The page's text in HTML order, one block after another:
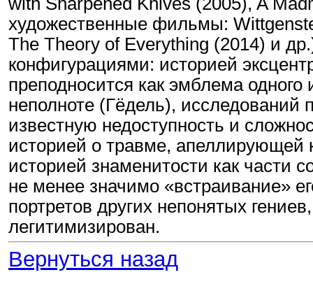
художественные фильмы:
The Theory of Everything (2014) и
конфигурациями: историей
преподносится как эмблема
неполноте (Гёдель), исследований
известную недоступность и
историей о травме, апеллирующей
историей знаменитости как части
не менее значимо «встраивание»
портретов других непонятых
легитимизирован.
Вернуться назад